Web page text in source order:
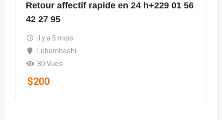
Retour affectif rapide en 24 h+229 01 56
42 27 95
il y a 5 mois
Lubumbashi
80 Vues
$200